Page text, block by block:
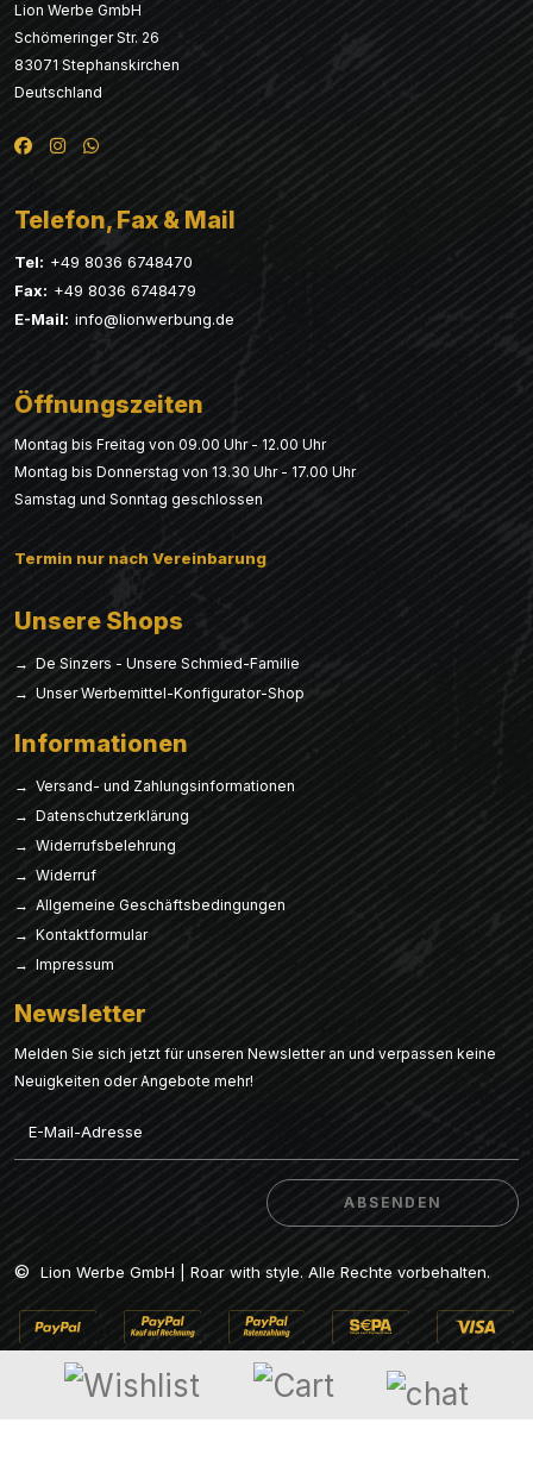
Lion Werbe GmbH
Schömeringer Str. 26
83071 Stephanskirchen
Deutschland
Telefon, Fax & Mail
Tel: +49 8036 6748470
Fax: +49 8036 6748479
E-Mail: info@lionwerbung.de
Öffnungszeiten
Montag bis Freitag von 09.00 Uhr - 12.00 Uhr
Montag bis Donnerstag von 13.30 Uhr - 17.00 Uhr
Samstag und Sonntag geschlossen
Termin nur nach Vereinbarung
Unsere Shops
→ De Sinzers - Unsere Schmied-Familie
→ Unser Werbemittel-Konfigurator-Shop
Informationen
→ Versand- und Zahlungsinformationen
→ Datenschutzerklärung
→ Widerrufsbelehrung
→ Widerruf
→ Allgemeine Geschäftsbedingungen
→ Kontaktformular
→ Impressum
Newsletter
Melden Sie sich jetzt für unseren Newsletter an und verpassen keine
Neuigkeiten oder Angebote mehr!
ABSENDEN
ABSENDEN
© Lion Werbe GmbH | Roar with style. Alle Rechte vorbehalten.